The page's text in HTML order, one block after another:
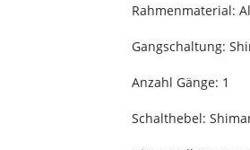
Rahmenmaterial:
Gangschaltung:
Anzahl Gänge: 1
Schalthebel: